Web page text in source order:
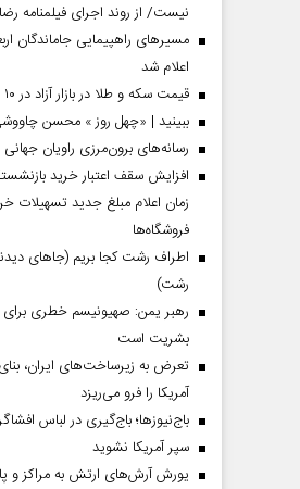
نیست/ از روند اجرای فیلمنامه
مسیر‌های راهپیمایی جاماندگان
اعلام شد
قیمت سکه و طلا در بازار آزاد در ۱۰ مرداد ۱۴۰۵
ببینید | «چهل روز » محسن
رسانه‌های برون‌مرزی راویان جهانی
افزایش سقف اعتبار خرید
زمان اعلام مبلغ جدید تسهیلات
فروشگاه‌ها
اطراف رشت کجا بریم (جاهای
رشت)
رهبر یمن: صهیونیسم خطری برای
بشریت است
تعرض به زیرساخت‌های ایران،
آمریکا را فرو می‌ریزد
باج‌نیوزها؛ باج‌گیری در لباس
سپر آمریکا نشوید
یورش آرش‌های ارتش به مراکز و